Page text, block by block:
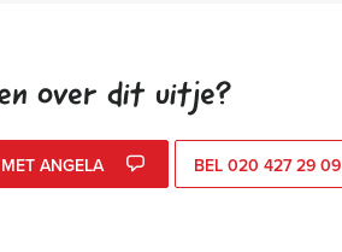
over dit uitje?
ANGELA BEL 020 427 29 09